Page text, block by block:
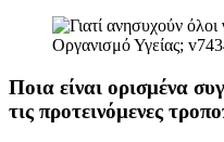
Ποια είναι ορισμένα
τις προτεινόμενες